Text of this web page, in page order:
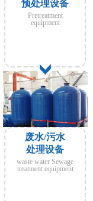
预处理设备
Pretreatment
equipment
废水/污水
处理设备
waste water Sewage
treatment equipment